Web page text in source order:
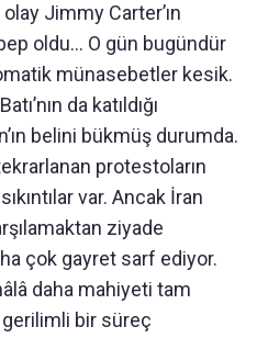
Jimmy Carter’ın
oldu… O gün bugündür
münasebetler kesik.
da katıldığı
belini bükmüş durumda.
protestoların
var. Ancak İran
ziyade
çok gayret sarf ediyor.
daha mahiyeti tam
gerilimli bir süreç